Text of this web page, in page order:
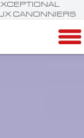
CANONNIERS